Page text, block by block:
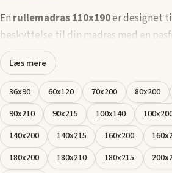
En rullemadras 110x190er designet
beskyttelse til din madras med en
perfekt tilsenge
rullemadras hjælper med at forhindre
mod snavs og fugt, samtidig med at
Vælg en rullemadras i 110x190 , der
vaskbar, for at opnå et sundt og
holder din madras frisk og beskyttet.
Læs mere
36x90 60x120 70x200 80x200
90x210
90x215 100x140
140x200
140x215 160x200
180x200
180x210 180x215